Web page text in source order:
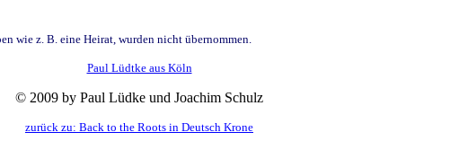
wie z. B. eine Heirat, wurden nicht übernommen.
Paul Lüdtke aus Köln
© 2009 by Paul Lüdke und Joachim Schulz
zurück zu: Back to the Roots in Deutsch Krone